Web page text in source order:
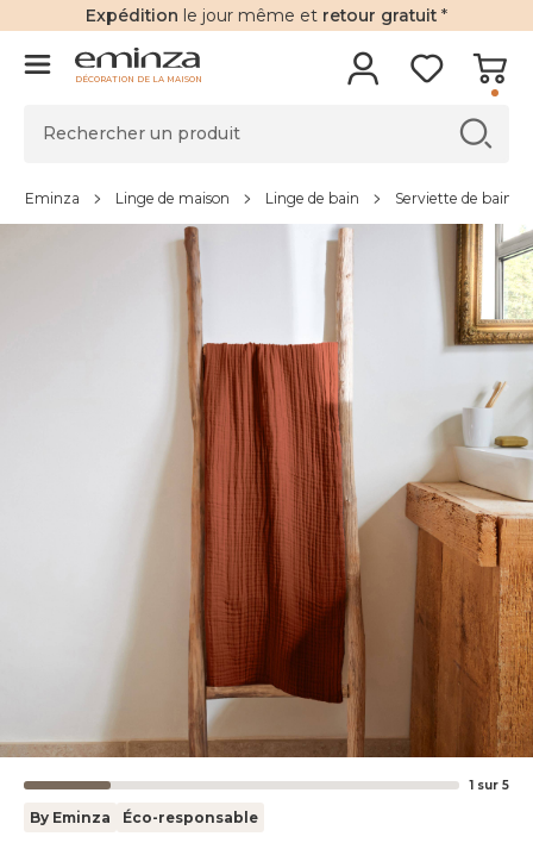
Expédition le jour même et retour gratuit *
DÉCORATION DE LA MAISON
Eminza Linge de maison Linge de bain Serviette de bain
1 sur 5
By Eminza Éco-responsable